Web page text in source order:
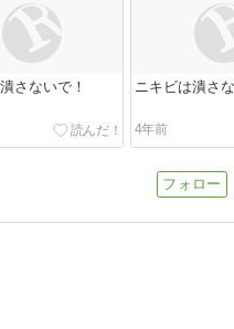
さないで！ ニキビは潰さ
4年前